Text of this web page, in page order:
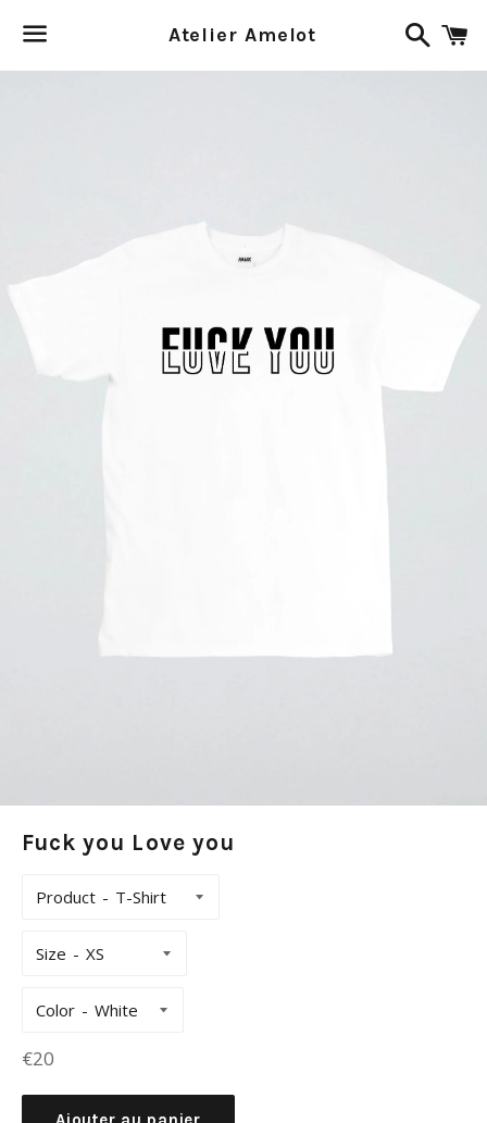
Atelier Amelot
Fuck you Love you
Product
Size
Color
Prix
€20